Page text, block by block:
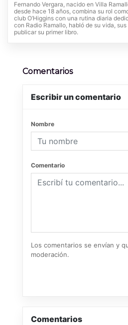
Fernando Vergara, nacido en Villa
desde hace 18 años, combina su rol
club O’Higgins con una rutina diaria
con Radio Ramallo, habló de su vida,
publicar su primer libro.
Comentarios
Escribir un comentario
Nombre
Comentario
Los comentarios se envían y
moderación.
Comentarios